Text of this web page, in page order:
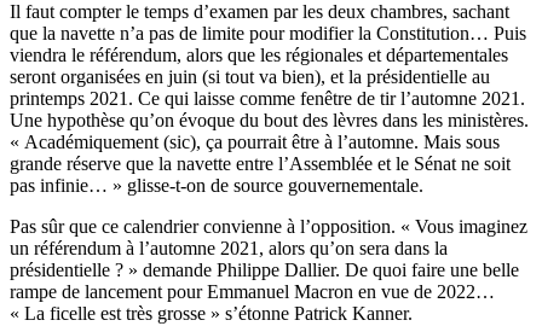
Il faut compter le temps d’examen par les deux chambres, sachant
que la navette n’a pas de limite pour modifier la Constitution… Puis
viendra le référendum, alors que les régionales et départementales
seront organisées en juin (si tout va bien), et la présidentielle au
printemps 2021. Ce qui laisse comme fenêtre de tir l’automne 2021.
Une hypothèse qu’on évoque du bout des lèvres dans les ministères.
« Académiquement (sic), ça pourrait être à l’automne. Mais sous
grande réserve que la navette entre l’Assemblée et le Sénat ne soit
pas infinie… » glisse-t-on de source gouvernementale.
Pas sûr que ce calendrier convienne à l’opposition. « Vous imaginez
un référendum à l’automne 2021, alors qu’on sera dans la
présidentielle ? » demande Philippe Dallier. De quoi faire une belle
rampe de lancement pour Emmanuel Macron en vue de 2022…
« La ficelle est très grosse » s’étonne Patrick Kanner.